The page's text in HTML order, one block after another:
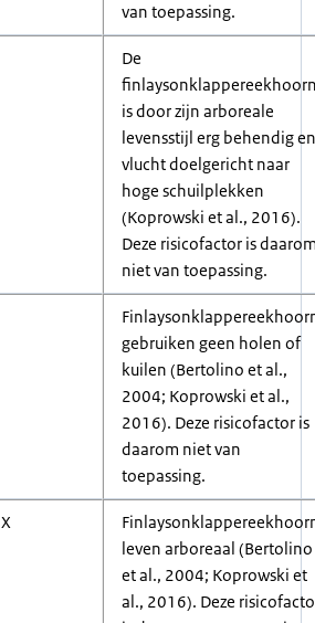
van toepassing.
De
is door zijn arboreale
levensstijl erg behendig en
vlucht doelgericht naar
hoge schuilplekken
(Koprowski et al., 2016).
Deze risicofactor is
niet van toepassing.
gebruiken geen holen of
kuilen (Bertolino et al.,
2004; Koprowski et al.,
2016). Deze risicofactor is
daarom niet van
toepassing.
X
leven arboreaal (Bertolino
et al., 2004; Koprowski et
al., 2016). Deze